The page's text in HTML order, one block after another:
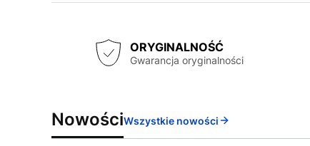
ORYGINALNOŚĆ
Gwarancja oryginalności
NowościWszystkie nowości